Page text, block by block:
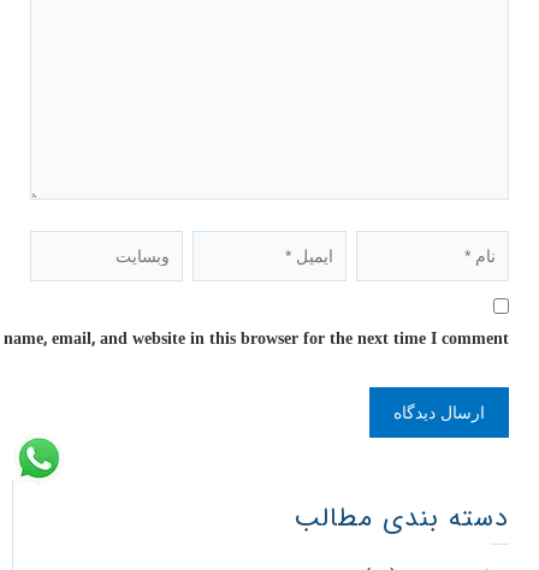
email, and website in this browser for the next time I comment.
دسته بندی مطالب